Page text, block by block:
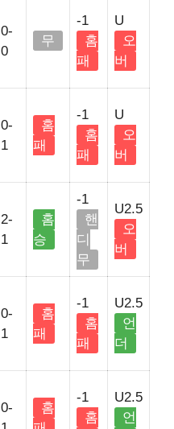
0-
0
무
-1
홈
패
U
오
버
0-
1
홈
패
-1
홈
패
U
오
버
2-
1
홈
승
-1
핸
디
무
U2.5
오
버
0-
1
홈
패
-1
홈
패
U2.5
언
더
0-
홈
-1
홈
U2.5
언